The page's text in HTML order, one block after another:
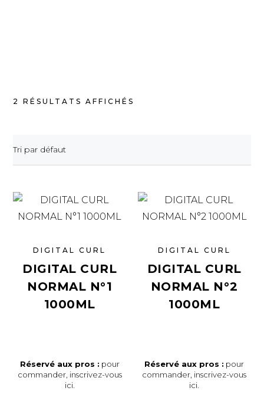
2 RÉSULTATS AFFICHÉS
Tri par défaut
DIGITAL CURL
DIGITAL CURL
NORMAL N°1
1000ML
Réservé aux pros : pour
commander, inscrivez-vous
ici.
DIGITAL CURL
DIGITAL CURL
NORMAL N°2
1000ML
Réservé aux pros : pour
commander, inscrivez-vous
ici